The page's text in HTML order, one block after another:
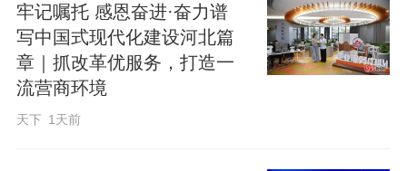
“散射玻璃可以让每一片花瓣被均匀照射，
确保花色一致，提升鲜花品质。”丽江现代
花卉产业园产业规划负责人张丽辉向记者
揭开了大棚玻璃顶里的“玄机”。
牢记嘱托 感恩奋进·奋力谱
写中国式现代化建设河北篇
章｜抓改革优服务，打造一
流营商环境
天下 1天前